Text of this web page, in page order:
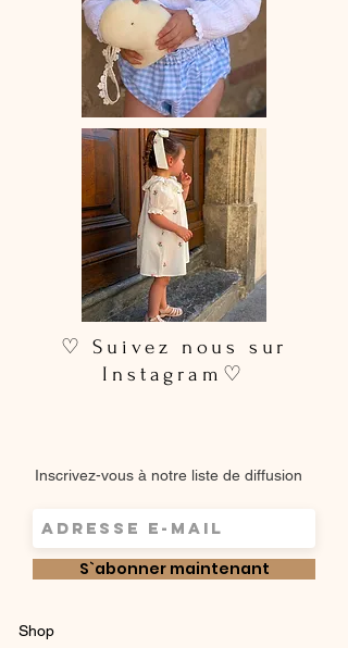
♡ Suivez nous sur
Instagram♡
Inscrivez-vous à notre liste de diffusion
S`abonner maintenant
Shop